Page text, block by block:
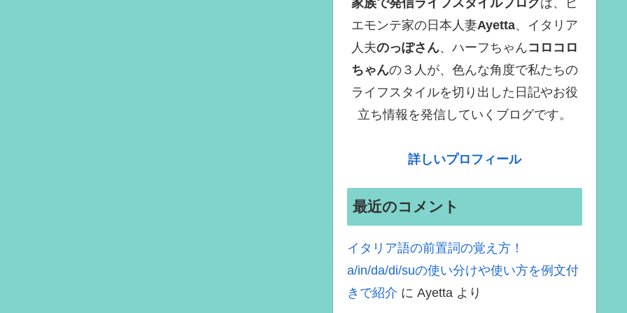
エモンテ家の日本人妻Ayetta、イタリア
人夫のっぽさん、ハーフちゃんコロコロ
ちゃんの３人が、色んな角度で私たちの
ライフスタイルを切り出した日記やお役
立ち情報を発信していくブログです。
詳しいプロフィール
最近のコメント
イタリア語の前置詞の覚え方！
a/in/da/di/suの使い分けや使い方を例文付
きで紹介 に Ayetta より